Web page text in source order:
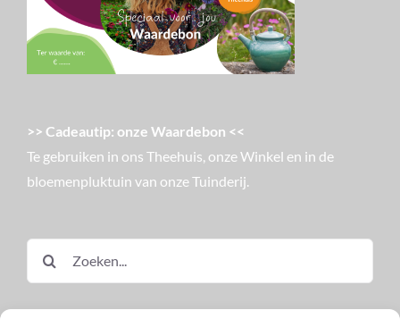
>> Cadeautip: onze Waardebon <<
Te gebruiken in ons Theehuis, onze Winkel en in de
bloemenpluktuin van onze Tuinderij.
naar: